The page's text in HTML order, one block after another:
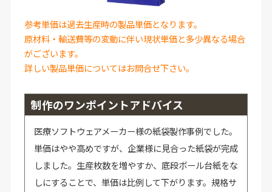
参考単価は過去生産時の製品単価となります。
原材料・輸送費等の変動に伴い現状単価と多少異なる場合
がございます。
詳しい製品単価についてはお問合せ下さい。
制作のワンポイントアドバイス
医療ソフトウェアメーカー様の紙袋製作事例でした。
単価はやや高めですが、企業様に見合った紙袋が完成
しました。生産枚数を増やすか、底段ボール台紙をな
しにすることで、単価は比例して下がります。規格サ